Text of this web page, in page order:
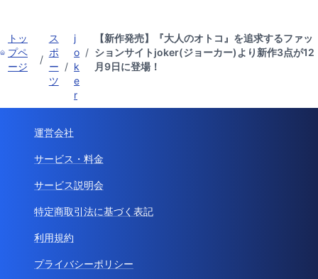
トッ
プペ
ージ
/
ス
ポ
ー
ツ
/
j
o
k
e
r
/
【新作発売】『大人のオトコ』を追求するファッ
ションサイトjoker(ジョーカー)より新作3点が12
月9日に登場！
運営会社
サービス・料金
サービス説明会
特定商取引法に基づく表記
利用規約
プライバシーポリシー